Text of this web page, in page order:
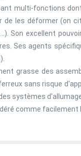
multi-fonctions
de les déformer (on
Son excellent
Ses agents
grasse des
sans risque
systèmes
comme facilement